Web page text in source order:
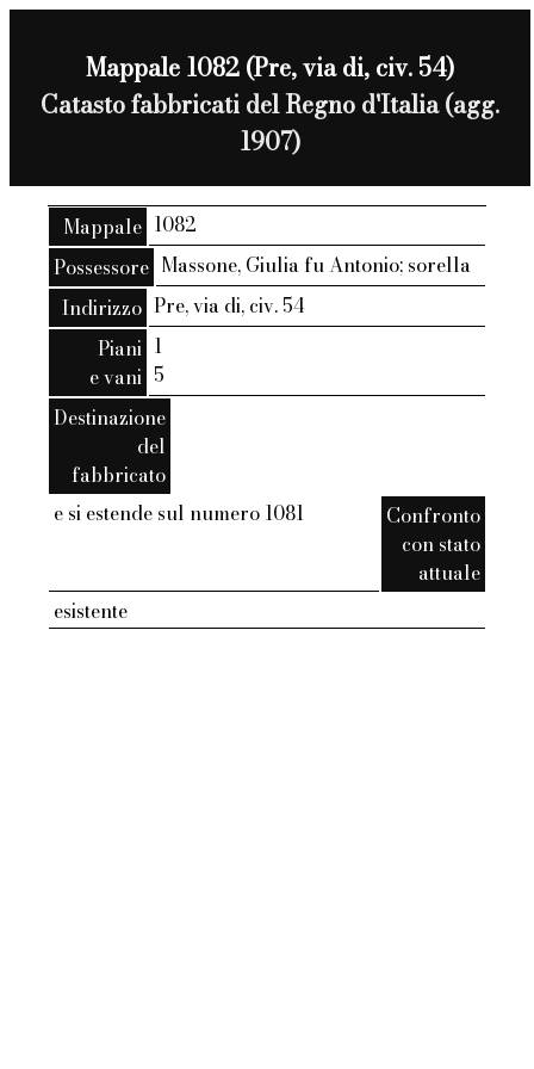
Mappale 1082 (Pre, via di, civ. 54)
Catasto fabbricati del Regno d'Italia (agg.
1907)
Mappale 1082
Possessore Massone, Giulia fu Antonio; sorella
Indirizzo Pre, via di, civ. 54
Piani
e vani
1
5
Destinazione
del
fabbricato
e si estende sul numero 1081
Confronto
con stato
attuale
esistente